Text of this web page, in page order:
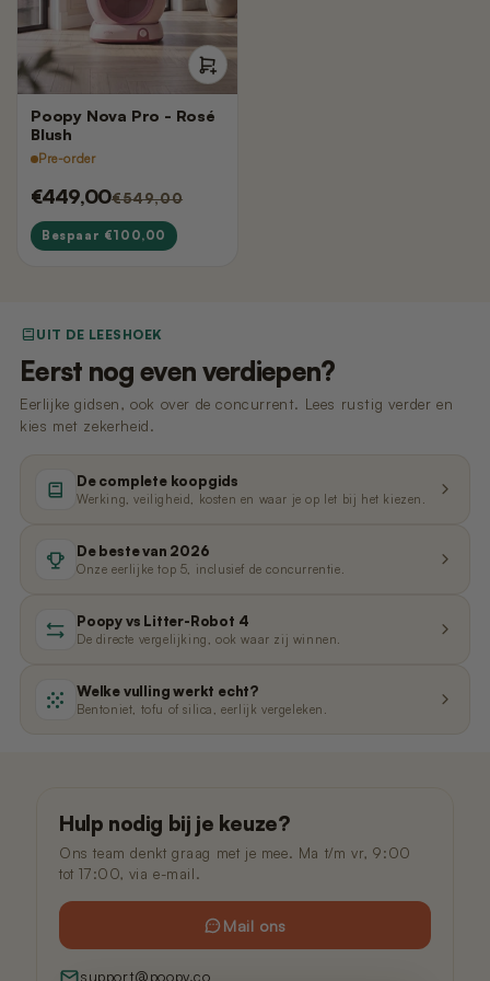
€14,99
€14,99
Nano 3 - Bentoniet-filter
(Rooster/Zeef)
€14,99
€14,99
kabel)
€11,99
€14,99
Nano 2 – Pootjesveger (Zwart)
€14,99
€14,99
Poopy Nova Pro - Rosé
Blush
Pre-order
€449,00€549,00
Bespaar €100,00
UIT DE LEESHOEK
Eerst nog even verdiepen?
Eerlijke gidsen, ook over de concurrent. Lees rustig verder en
kies met zekerheid.
De complete koopgids
Werking, veiligheid, kosten en waar je op let bij het kiezen.
De beste van 2026
Onze eerlijke top 5, inclusief de concurrentie.
Poopy vs Litter-Robot 4
De directe vergelijking, ook waar zij winnen.
Welke vulling werkt echt?
Bentoniet, tofu of silica, eerlijk vergeleken.
Hulp nodig bij je keuze?
Ons team denkt graag met je mee. Ma t/m vr, 9:00
tot 17:00, via e-mail.
Mail ons
support@poopy.co